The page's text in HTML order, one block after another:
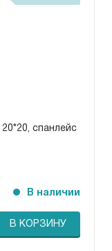
спанлейс
В наличии
В КОРЗИНУ